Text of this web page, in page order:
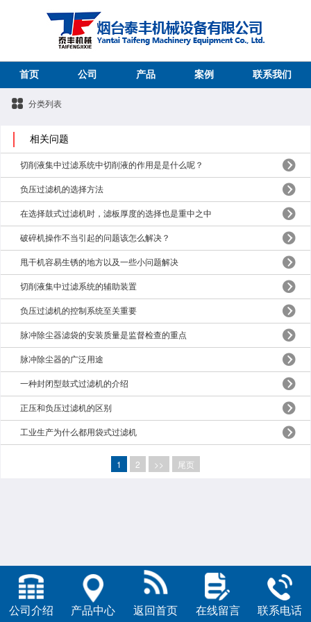
首页 公司 产品 案例 联系我们
分类列表
相关问题
切削液集中过滤系统中切削液的作用是是什么呢？
负压过滤机的选择方法
在选择鼓式过滤机时，滤板厚度的选择也是重中之中
破碎机操作不当引起的问题该怎么解决？
甩干机容易生锈的地方以及一些小问题解决
切削液集中过滤系统的辅助装置
负压过滤机的控制系统至关重要
脉冲除尘器滤袋的安装质量是监督检查的重点
脉冲除尘器的广泛用途
一种封闭型鼓式过滤机的介绍
正压和负压过滤机的区别
工业生产为什么都用袋式过滤机
1 2 >> 尾页
公司介绍 产品中心 返回首页 在线留言 联系电话